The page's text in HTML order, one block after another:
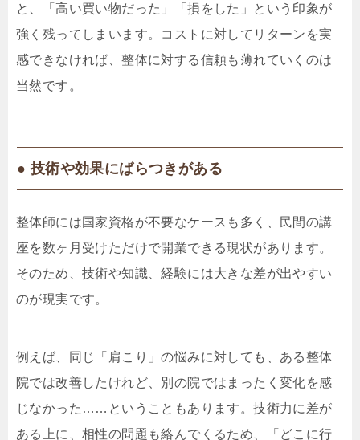
と、「高い買い物だった」「損をした」という印象が
強く残ってしまいます。コストに対してリターンを実
感できなければ、整体に対する信頼も薄れていくのは
当然です。
● 技術や効果にばらつきがある
整体師には国家資格が不要なケースも多く、民間の講
座を数ヶ月受けただけで開業できる現状があります。
そのため、技術や知識、経験には大きな差が出やすい
のが現実です。
例えば、同じ「肩こり」の悩みに対しても、ある整体
院では改善したけれど、別の院ではまったく変化を感
じなかった……ということもあります。技術力に差が
ある上に、相性の問題も絡んでくるため、「どこに行